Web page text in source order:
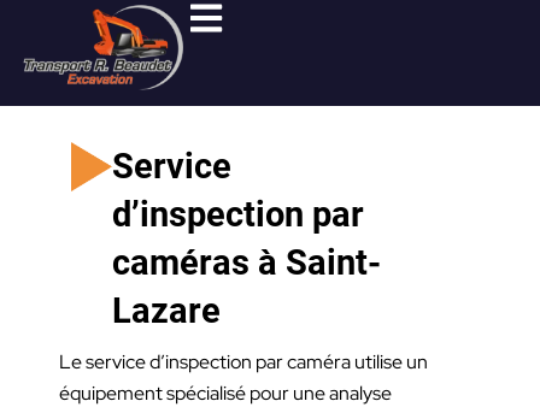
contenu
Service
d’inspection par
caméras à Saint-
Lazare
Le service d’inspection par caméra utilise un
équipement spécialisé pour une analyse